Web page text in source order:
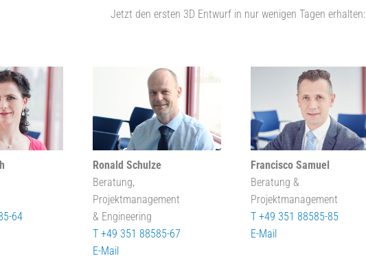
Jetzt den ersten 3D Entwurf in nur wenigen Tagen erhalten:
64
Ronald Schulze
Beratung,
Projektmanagement
& Engineering
T +49 351 88585-67
E-Mail
Francisco Samuel
Beratung &
Projektmanagement
T +49 351 88585-85
E-Mail